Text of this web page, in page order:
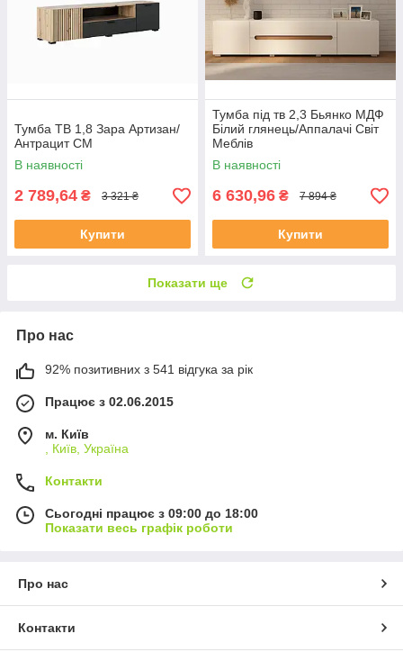
Тумба ТВ 1,8 Зара Артизан/
Антрацит СМ
В наявності
2 789,64 ₴ 3 321 ₴
Купити
Тумба під тв 2,3 Бьянко МДФ
Білий глянець/Аппалачі Світ
Меблів
В наявності
6 630,96 ₴ 7 894 ₴
Купити
Показати ще
Про нас
92% позитивних з 541 відгука за рік
Працює з 02.06.2015
м. Київ
, Київ, Україна
Контакти
Сьогодні працює з 09:00 до 18:00
Показати весь графік роботи
Про нас
Контакти